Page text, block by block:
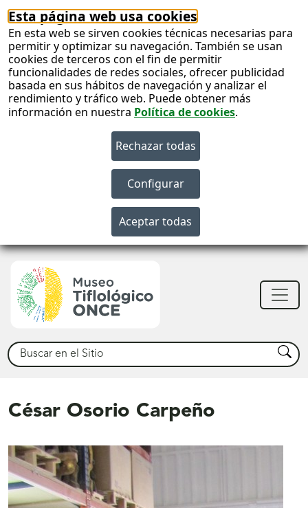
Esta página web usa cookies
En esta web se sirven cookies técnicas necesarias para
permitir y optimizar su navegación. También se usan
cookies de terceros con el fin de permitir
funcionalidades de redes sociales, ofrecer publicidad
basada en sus hábitos de navegación y analizar el
rendimiento y tráfico web. Puede obtener más
información en nuestra Política de cookies.
Buscar Buscar
César Osorio Carpeño